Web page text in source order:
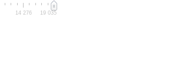
14 276 19 035